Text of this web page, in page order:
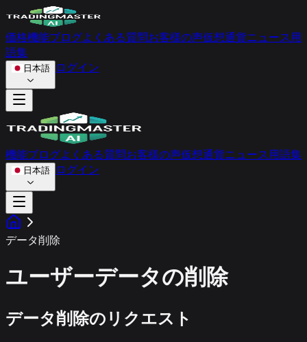
価格機能ブログよくある質問お客様の声仮想通貨ニュース用
語集
日本語 ログイン
機能ブログよくある質問お客様の声仮想通貨ニュース用語集
日本語 ログイン
データ削除
ユーザーデータの削除
データ削除のリクエスト